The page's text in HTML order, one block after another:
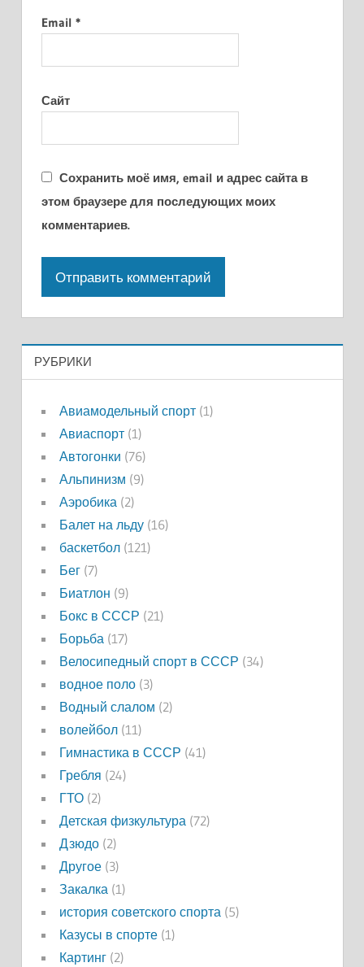
Email *
Сайт
Сохранить моё имя, email и адрес сайта в
этом браузере для последующих моих
комментариев.
РУБРИКИ
Авиамодельный спорт(1)
Авиаспорт(1)
Автогонки (76)
Альпинизм (9)
Аэробика(2)
Балет на льду(16)
баскетбол(121)
Бег(7)
Биатлон (9)
Бокс в СССР (21)
Борьба(17)
Велосипедный спорт в СССР (34)
водное поло(3)
Водный слалом (2)
волейбол(11)
Гимнастика в СССР (41)
Гребля (24)
ГТО(2)
Детская физкультура(72)
Дзюдо(2)
Другое(3)
Закалка(1)
история советского спорта(5)
Казусы в спорте(1)
Картинг(2)